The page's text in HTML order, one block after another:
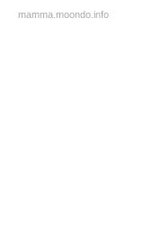
mamma.moondo.info